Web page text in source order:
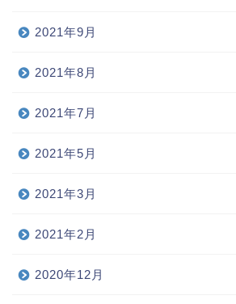
2021年9月
2021年8月
2021年7月
2021年5月
2021年3月
2021年2月
2020年12月